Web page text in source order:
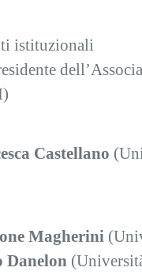
istituzionali
Castellano
Magherini
Danelon